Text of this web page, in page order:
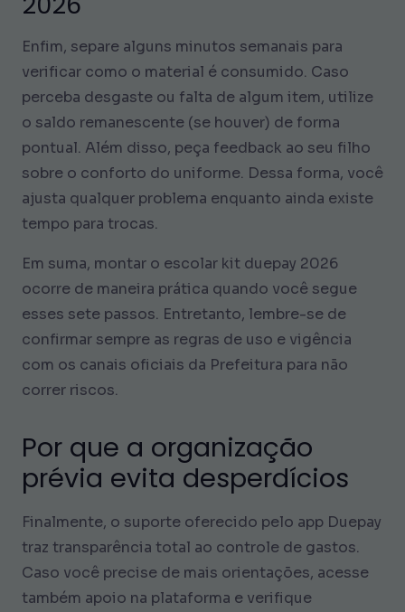
Enfim, separe alguns minutos semanais para
verificar como o material é consumido. Caso
perceba desgaste ou falta de algum item, utilize
o saldo remanescente (se houver) de forma
pontual. Além disso, peça feedback ao seu filho
sobre o conforto do uniforme. Dessa forma, você
ajusta qualquer problema enquanto ainda existe
tempo para trocas.
Em suma, montar o escolar kit duepay 2026
ocorre de maneira prática quando você segue
esses sete passos. Entretanto, lembre-se de
confirmar sempre as regras de uso e vigência
com os canais oficiais da Prefeitura para não
correr riscos.
Por que a organização
prévia evita desperdícios
Finalmente, o suporte oferecido pelo app Duepay
traz transparência total ao controle de gastos.
Caso você precise de mais orientações, acesse
também apoio na plataforma e verifique